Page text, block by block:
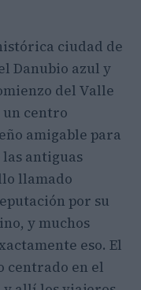
ciudad de
Danubio azul y
del Valle
un centro
amigable para
antiguas
llamado
por su
y muchos
eso. El
centrado en el